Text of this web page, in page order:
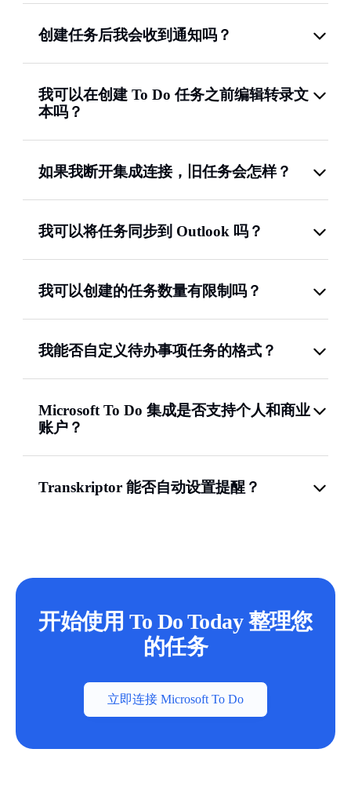
创建任务后我会收到通知吗？
我可以在创建 To Do 任务之前编辑转录文
本吗？
如果我断开集成连接，旧任务会怎样？
我可以将任务同步到 Outlook 吗？
我可以创建的任务数量有限制吗？
我能否自定义待办事项任务的格式？
Microsoft To Do 集成是否支持个人和商业
账户？
Transkriptor 能否自动设置提醒？
开始使用 To Do Today 整理您
的任务
立即连接 Microsoft To Do